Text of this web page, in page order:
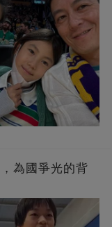
為國爭光的背